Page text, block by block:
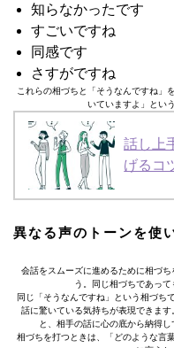
知らなかったです
すごいですね
同感です
さすがですね
これらの相づちと「そうなんですね」
いていますよ」とい
話し上
げるコ
異なる声のトーンを使
会話をスムーズに進めるために相づ
う。同じ相づちであって
同じ「そうなんですね」という相づち
話に驚いている気持ちが表現できま
と、相手の話に心の底から納得
相づちを打つときは、「どのような言